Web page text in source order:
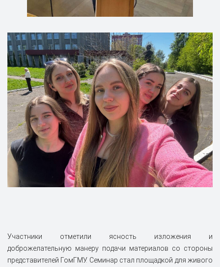
Участники отметили ясность изложения и
доброжелательную манеру подачи материалов со стороны
представителей ГомГМУ. Семинар стал площадкой для живого